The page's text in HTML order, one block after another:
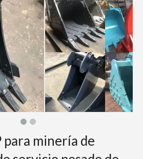
para minería de